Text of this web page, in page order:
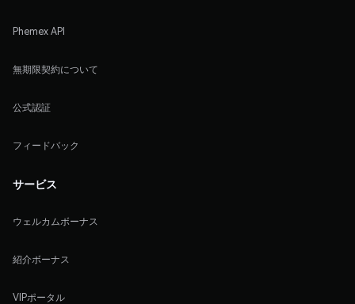
Phemex API
無期限契約について
公式認証
フィードバック
サービス
ウェルカムボーナス
紹介ボーナス
VIPポータル